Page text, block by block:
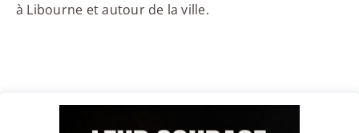
à Libourne et autour de la ville.